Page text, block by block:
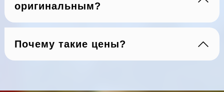
оригинальным?
Почему такие цены?